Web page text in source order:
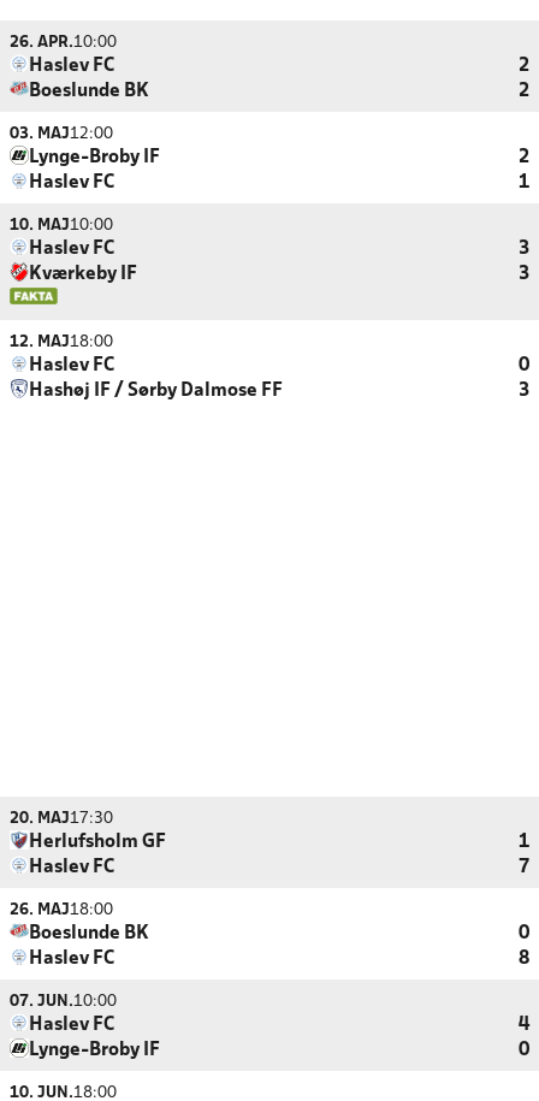
26. APR.10:00
Haslev FC
2
Boeslunde BK
2
03. MAJ12:00
Lynge-Broby IF
2
Haslev FC
1
10. MAJ10:00
Haslev FC
3
Kværkeby IF
3
12. MAJ18:00
Haslev FC
0
Hashøj IF / Sørby Dalmose FF
3
20. MAJ17:30
Herlufsholm GF
1
Haslev FC
7
26. MAJ18:00
Boeslunde BK
0
Haslev FC
8
07. JUN.10:00
Haslev FC
4
Lynge-Broby IF
0
10. JUN.18:00